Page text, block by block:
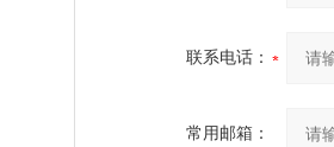
联系电话：
常用邮箱：